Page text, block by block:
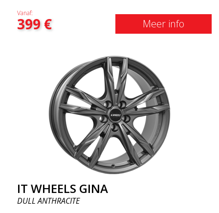
Vanaf:
399€ Meer info
IT WHEELS GINA
DULL ANTHRACITE